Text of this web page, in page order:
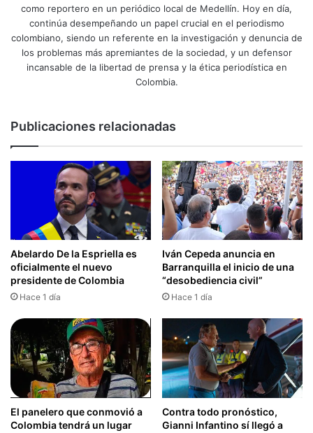
como reportero en un periódico local de Medellín. Hoy en día,
continúa desempeñando un papel crucial en el periodismo
colombiano, siendo un referente en la investigación y denuncia de
los problemas más apremiantes de la sociedad, y un defensor
incansable de la libertad de prensa y la ética periodística en
Colombia.
Publicaciones relacionadas
Abelardo De la Espriella es
oficialmente el nuevo
presidente de Colombia
Hace 1 día
Iván Cepeda anuncia en
Barranquilla el inicio de una
“desobediencia civil”
Hace 1 día
El panelero que conmovió a
Colombia tendrá un lugar
Contra todo pronóstico,
Gianni Infantino sí llegó a